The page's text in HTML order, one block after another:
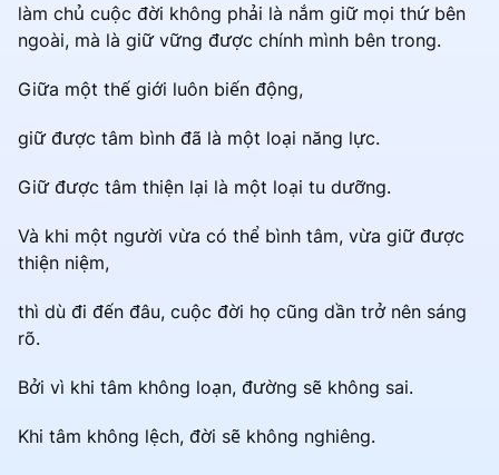
làm chủ cuộc đời không phải là nắm giữ mọi thứ bên
ngoài, mà là giữ vững được chính mình bên trong.
Giữa một thế giới luôn biến động,
giữ được tâm bình đã là một loại năng lực.
Giữ được tâm thiện lại là một loại tu dưỡng.
Và khi một người vừa có thể bình tâm, vừa giữ được
thiện niệm,
thì dù đi đến đâu, cuộc đời họ cũng dần trở nên sáng
rõ.
Bởi vì khi tâm không loạn, đường sẽ không sai.
Khi tâm không lệch, đời sẽ không nghiêng.